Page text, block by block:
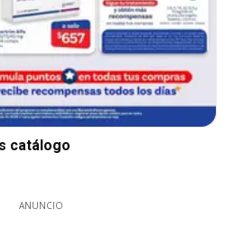
catálogo
ANUNCIO